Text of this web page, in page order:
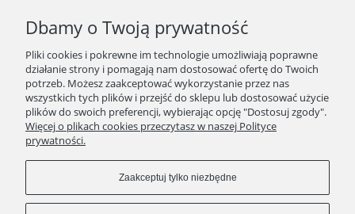
Konto zostanie usunięte przez Kupującego lub
Sprzedawcę na żądanie Kupującego
ustanie możliwość dochodzenia roszczeń przez
Kupującego lub Sprzedawcę, związanych z Kontem;
zostanie przyjęty sprzeciw Kupującego wobec
przetwarzania jego danych osobowych – w
przypadku gdy podstawą przetwarzania danych był
uzasadniony interes Sprzedawcy
– w zależności od tego, co ma zastosowanie w danym
przypadku i co nastąpi najpóźniej.
Kupującemu przysługuje prawo żądania:
Dbamy o Twoją prywatność
Pliki cookies i pokrewne im technologie umożliwiają poprawne
działanie strony i pomagają nam dostosować ofertę do Twoich
potrzeb. Możesz zaakceptować wykorzystanie przez nas
wszystkich tych plików i przejść do sklepu lub dostosować użycie
plików do swoich preferencji, wybierając opcję "Dostosuj zgody".
Więcej o plikach cookies przeczytasz w naszej Polityce
prywatności.
Zaakceptuj tylko niezbędne